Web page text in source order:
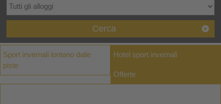
Cerca
Sport invernali lontano dalle
piste
Hotel sport invernali
Offerte